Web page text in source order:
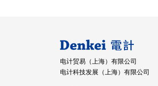
电计贸易（上海）有限公司
电计科技发展（上海）有限公司